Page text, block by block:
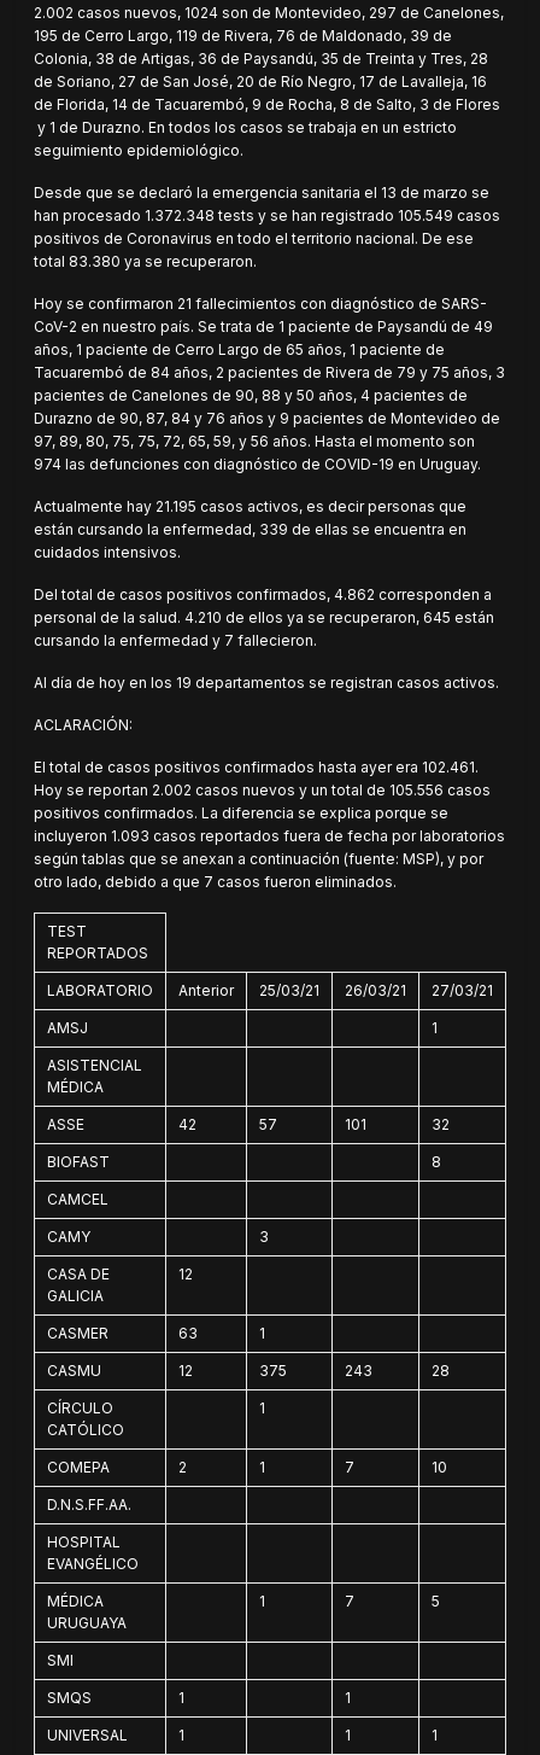
2.002 casos nuevos, 1024 son de Montevideo, 297 de Canelones,
195 de Cerro Largo, 119 de Rivera, 76 de Maldonado, 39 de
Colonia, 38 de Artigas, 36 de Paysandú, 35 de Treinta y Tres, 28
de Soriano, 27 de San José, 20 de Río Negro, 17 de Lavalleja, 16
de Florida, 14 de Tacuarembó, 9 de Rocha, 8 de Salto, 3 de Flores
y 1 de Durazno. En todos los casos se trabaja en un estricto
seguimiento epidemiológico.
Desde que se declaró la emergencia sanitaria el 13 de marzo se
han procesado 1.372.348 tests y se han registrado 105.549 casos
positivos de Coronavirus en todo el territorio nacional. De ese
total 83.380 ya se recuperaron.
Hoy se confirmaron 21 fallecimientos con diagnóstico de SARS-
CoV-2 en nuestro país. Se trata de 1 paciente de Paysandú de 49
años, 1 paciente de Cerro Largo de 65 años, 1 paciente de
Tacuarembó de 84 años, 2 pacientes de Rivera de 79 y 75 años, 3
pacientes de Canelones de 90, 88 y 50 años, 4 pacientes de
Durazno de 90, 87, 84 y 76 años y 9 pacientes de Montevideo de
97, 89, 80, 75, 75, 72, 65, 59, y 56 años. Hasta el momento son
974 las defunciones con diagnóstico de COVID-19 en Uruguay.
Actualmente hay 21.195 casos activos, es decir personas que
están cursando la enfermedad, 339 de ellas se encuentra en
cuidados intensivos.
Del total de casos positivos confirmados, 4.862 corresponden a
personal de la salud. 4.210 de ellos ya se recuperaron, 645 están
cursando la enfermedad y 7 fallecieron.
Al día de hoy en los 19 departamentos se registran casos activos.
ACLARACIÓN:
El total de casos positivos confirmados hasta ayer era 102.461.
Hoy se reportan 2.002 casos nuevos y un total de 105.556 casos
positivos confirmados. La diferencia se explica porque se
incluyeron 1.093 casos reportados fuera de fecha por laboratorios
según tablas que se anexan a continuación (fuente: MSP), y por
otro lado, debido a que 7 casos fueron eliminados.
TEST
REPORTADOS
LABORATORIO Anterior 25/03/21 26/03/21 27/03/21
AMSJ 1
ASISTENCIAL
MÉDICA
ASSE 42 57 101 32
BIOFAST 8
CAMCEL
CAMY 3
CASA DE
GALICIA
12
CASMER 63 1
CASMU 12 375 243 28
CÍRCULO
CATÓLICO
1
COMEPA 2 1 7 10
D.N.S.FF.AA.
HOSPITAL
EVANGÉLICO
MÉDICA
URUGUAYA
1 7 5
SMI
SMQS 1 1
UNIVERSAL 1 1 1